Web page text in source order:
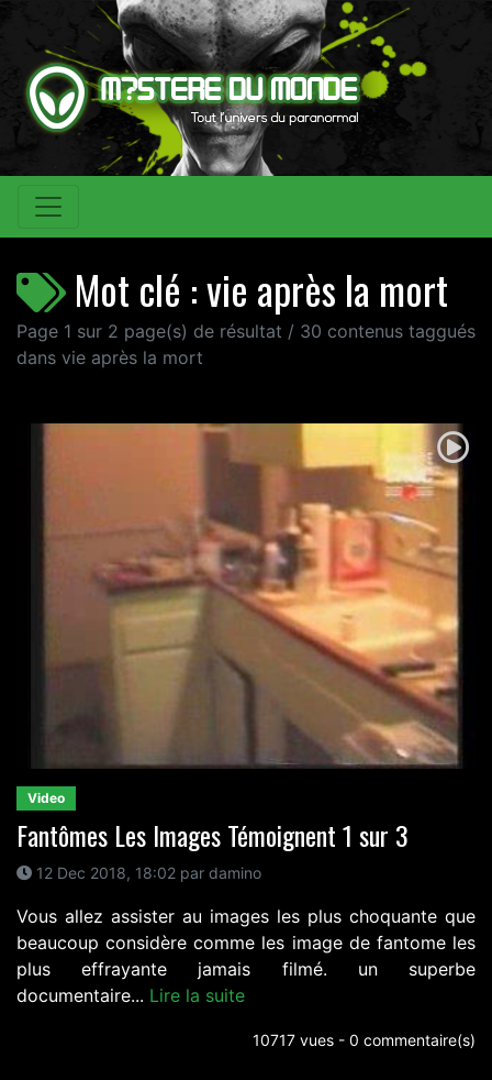
Mot clé : vie après la mort
Page 1 sur 2 page(s) de résultat / 30 contenus taggués
dans vie après la mort
Video
Fantômes Les Images Témoignent 1 sur 3
12 Dec 2018, 18:02 par damino
Vous allez assister au images les plus choquante que
beaucoup considère comme les image de fantome les
plus effrayante jamais filmé. un superbe
documentaire... Lire la suite
10717 vues - 0 commentaire(s)